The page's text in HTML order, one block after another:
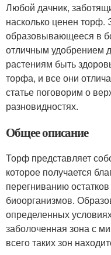
Любой дачник,
насколько ценен
образовывающееся в
отличным удобрением
растениям быть
торфа, и все они
статье поговорим о
разновидностях.
Общее описание
Торф представляет
которое получается
перегниванию
биоорганизмов.
определенных
заболоченная зона с
всего таких зон